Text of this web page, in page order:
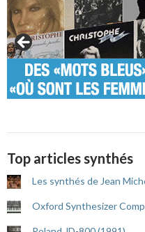
Top articles synthés
Les synthés de Jean
Oxford Synthesizer